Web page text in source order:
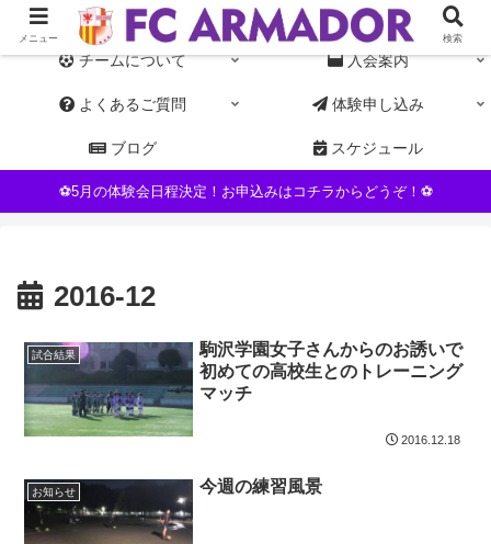
東京都杉並区NPO運営の女子サッカーチーム。初心者・未経験者歓迎
チームについて 入会案内
よくあるご質問 体験申し込み
ブログ スケジュール
⚽5月の体験会日程決定！お申込みはコチラからどうぞ！⚽
2016-12
試合結果
駒沢学園女子さんからのお誘いで
初めての高校生とのトレーニング
マッチ
2016.12.18
お知らせ 今週の練習風景
メニュー 検索